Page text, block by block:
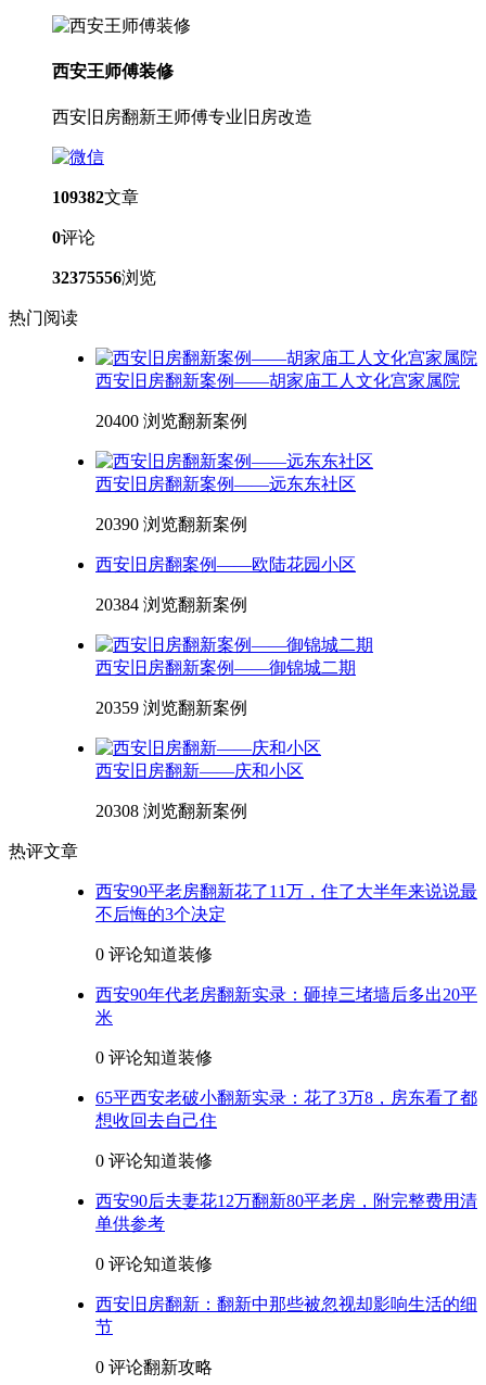
西安王师傅装修
西安旧房翻新王师傅专业旧房改造
109382文章
0评论
32375556浏览
热门阅读
西安旧房翻新案例——胡家庙工人文化宫家属院
20400 浏览翻新案例
西安旧房翻新案例——远东东社区
20390 浏览翻新案例
西安旧房翻案例——欧陆花园小区
20384 浏览翻新案例
西安旧房翻新案例——御锦城二期
20359 浏览翻新案例
西安旧房翻新——庆和小区
20308 浏览翻新案例
热评文章
西安90平老房翻新花了11万，住了大半年来说说最
不后悔的3个决定
0 评论知道装修
西安90年代老房翻新实录：砸掉三堵墙后多出20平
米
0 评论知道装修
65平西安老破小翻新实录：花了3万8，房东看了都
想收回去自己住
0 评论知道装修
西安90后夫妻花12万翻新80平老房，附完整费用清
单供参考
0 评论知道装修
西安旧房翻新：翻新中那些被忽视却影响生活的细
节
0 评论翻新攻略